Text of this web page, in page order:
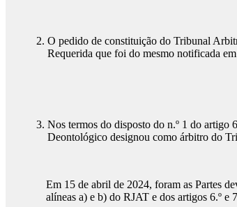
O pedido de constituição do Tribunal
Requerida que foi do mesmo notificada
Nos termos do disposto do n.º 1 do artigo
Deontológico designou como árbitro do
Em 15 de abril de 2024, foram as Partes
alíneas a) e b) do RJAT e dos artigos 6.º e